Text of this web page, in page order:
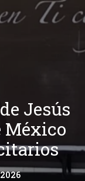
Jesús
México